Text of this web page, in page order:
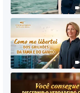
32:07
35:20